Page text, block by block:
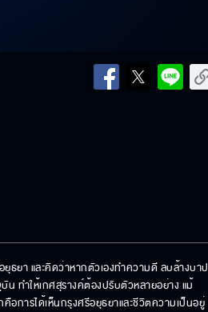
ธยา และคิดว่าหากตัวเองทำความดี ลบล้างบาป
น ทำให้เกศสุรางค์ต้องปรับตัวหลายอย่าง แม้
อการได้เห็นกรุงศรีอยุธยาและชีวิตความเป็นอยู่